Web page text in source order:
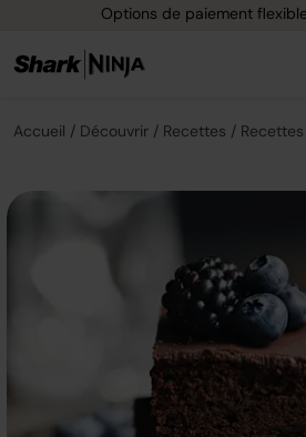
Options de paiement
Accueil Découvrir Recettes